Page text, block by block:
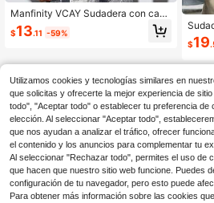
Manfinity VCAY Sudadera con capu
cha de manga larga con estampado
de figura de yeso suelta para hombr
$13.11 -59%
a
$19
Utilizamos cookies y tecnologías similares en
que solicitas y ofrecerte la mejor experiencia de
todo", "Aceptar todo" o establecer tu preferencia de
elección. Al seleccionar "Aceptar todo",
que nos ayudan a analizar el tráfico, ofrecer
el contenido y los anuncios para complementar tu
Al seleccionar "Rechazar todo", permites el uso de
que hacen que nuestro sitio web funcione. Puedes
configuración de tu navegador, pero esto puede
Para obtener más información sobre las cookies